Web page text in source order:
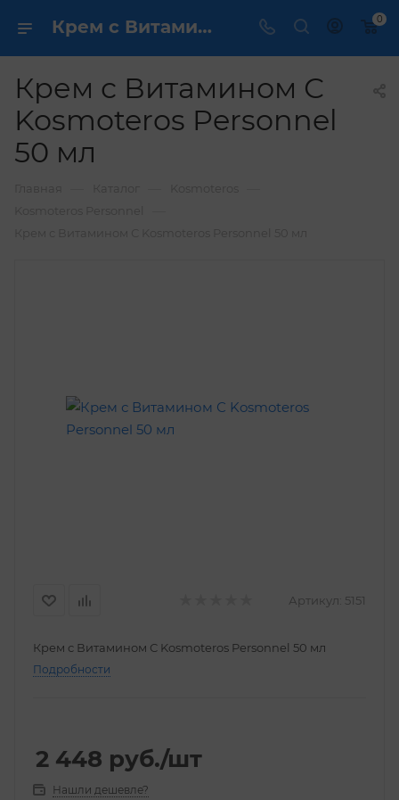
Крем с Витамином С Kosmoteros Personnel 50 мл купить по выгодной цене в интернет магазине 0
Крем с Витамином С
Kosmoteros Personnel
50 мл
Артикул: 5151
Крем с Витамином С Kosmoteros Personnel 50 мл
Подробности
2 448 руб./шт
Нашли дешевле?